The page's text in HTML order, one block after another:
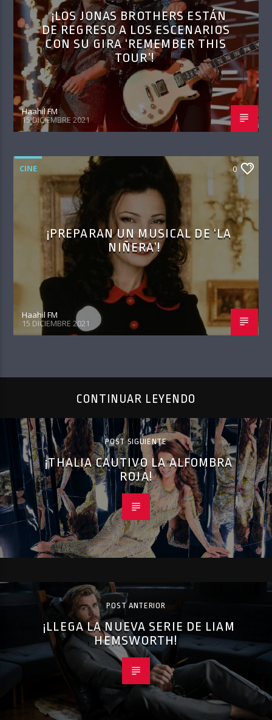
¡LOS JONAS BROTHERS ESTÁN
DE REGRESO A LOS ESCENARIOS
CON SU GIRA ‘REMEMBER THIS
TOUR’!
Haahil FM
15 DICIEMBRE 2021
CINE 0
¡PREPARAN UN MUSICAL DE ‘LA
NIÑERA’!
Haahil FM
15 DICIEMBRE 2021
CONTINUAR LEYENDO
POST SIGUIENTE
¡THALIA CAUTIVO LA ALFOMBRA
ROJA!
POST ANTERIOR
¡LLEGA LA NUEVA SERIE DE LIAM
HEMSWORTH!